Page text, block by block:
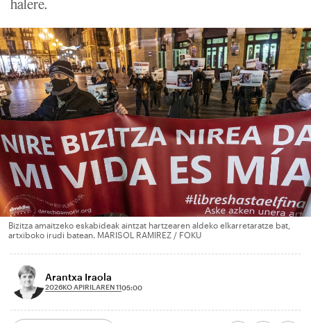
halere.
Bizitza amaitzeko eskabideak aintzat hartzearen aldeko elkarretaratze bat,
artxiboko irudi batean. MARISOL RAMIREZ / FOKU
Arantxa Iraola
2026KO APIRILAREN 1105:00